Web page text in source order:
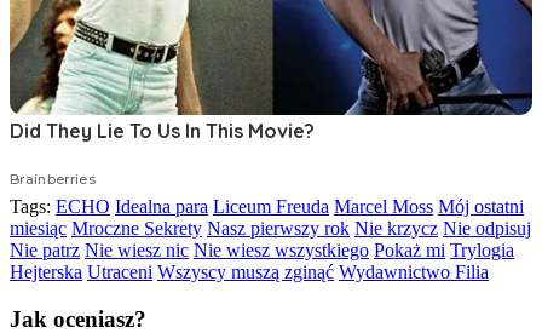
Tags: ECHO Idealna para Liceum Freuda Marcel Moss Mój ostatni
miesiąc Mroczne Sekrety Nasz pierwszy rok Nie krzycz Nie odpisuj
Nie patrz Nie wiesz nic Nie wiesz wszystkiego Pokaż mi Trylogia
Hejterska Utraceni Wszyscy muszą zginąć Wydawnictwo Filia
Jak oceniasz?